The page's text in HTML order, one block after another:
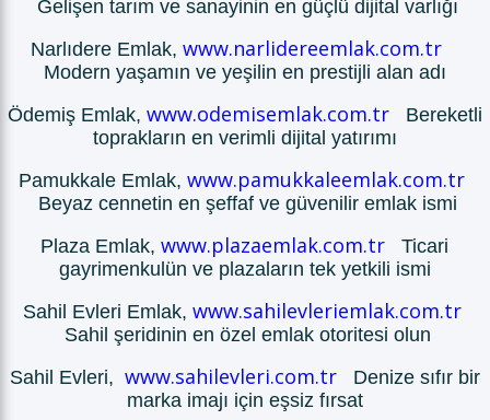
Gelişen tarım ve sanayinin en güçlü dijital varlığı
Narlıdere Emlak,www.narlidereemlak.com.tr
Modern yaşamın ve yeşilin en prestijli alan adı
Ödemiş Emlak, www.odemisemlak.com.trBereketli
toprakların en verimli dijital yatırımı
Pamukkale Emlak,www.pamukkaleemlak.com.tr
Beyaz cennetin en şeffaf ve güvenilir emlak ismi
Plaza Emlak,www.plazaemlak.com.tr Ticari
gayrimenkulün ve plazaların tek yetkili ismi
Sahil Evleri Emlak, www.sahilevleriemlak.com.tr
Sahil şeridinin en özel emlak otoritesi olun
Sahil Evleri, www.sahilevleri.com.trDenize sıfır bir
marka imajı için eşsiz fırsat